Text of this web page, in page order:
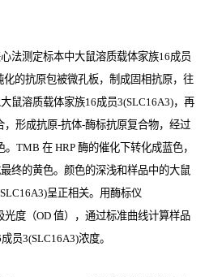
法测定标本中大鼠溶质载体家族16成员
化的抗原包被微孔板，制成固相抗原，往
鼠溶质载体家族16成员3(SLC16A3)，再
，形成抗原-抗体-酶标抗原复合物，经过
。 TMB 在 HRP 酶的催化下转化成蓝色，
终的黄色。颜色的深浅和样品中的大鼠
呈正相关。用酶标仪
光度（OD 值），通过标准曲线计算样品
员3(SLC16A3)浓度。